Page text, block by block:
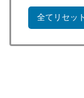
全てリセット